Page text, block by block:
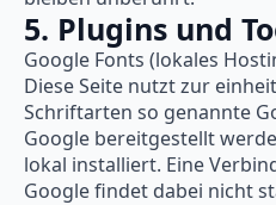
5. Plugins und
Google Fonts (lokales
Diese Seite nutzt zur
Schriftarten so genannte
Google bereitgestellt
lokal installiert. Eine
Google findet dabei nicht